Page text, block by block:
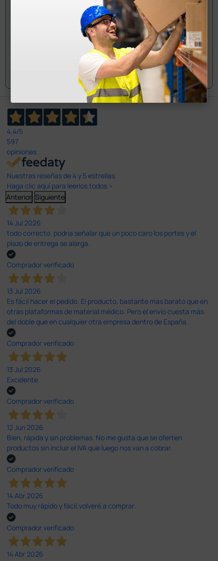
Envía tu pregunta
4,4/5
597
opiniones
Nuestras reseñas de 4 y 5 estrellas.
Haga clic aquí para leerlos todos >
Anterior Siguiente
14 Jul 2026
todo correcto. podria señalar que un poco caro los portes y el
plazo de entrega se alarga.
Comprador verificado
13 Jul 2026
Es fácil hacer el pedido. El producto, bastante mas barato que en
otras plataformas de material médico. Pero el envío cuesta más
del doble que en cualquier otra empresa dentro de España.
Comprador verificado
13 Jul 2026
Excelente
Comprador verificado
12 Jun 2026
Bien, rápida y sin problemas. No me gusta que se oferten
productos sin incluir el IVA que luego nos van a cobrar.
Comprador verificado
14 Abr 2026
Todo muy rápido y fácil,volveré a comprar.
Comprador verificado
14 Abr 2026